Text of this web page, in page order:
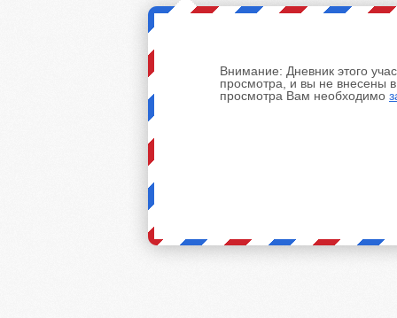
Внимание: Дневник этого
просмотра, и вы не внесены
просмотра Вам необходимо